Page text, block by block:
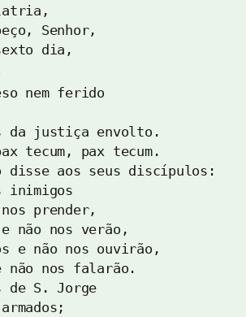
Senhor,
dia,
nem ferido
da justiça envolto.
tecum, pax tecum.
inimigos
prender,
não nos verão,
e não nos ouvirão,
não nos falarão.
de S. Jorge